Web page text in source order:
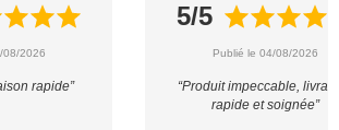
08/2026
rapide”
5/5
Publié le 04/08/2026
“Produit impeccable,
rapide et soignée”